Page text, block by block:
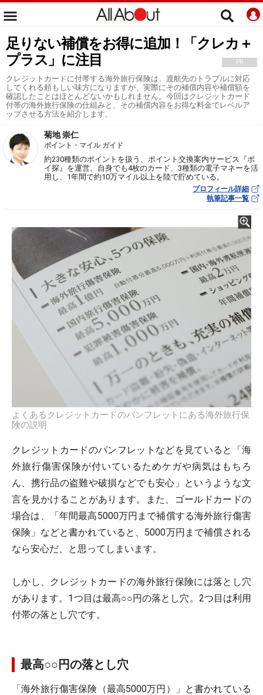
足りない補償をお得に追加！「クレカ＋
プラス」に注目
PR
クレジットカードに付帯する海外旅行保険は、渡航先のトラブルに対応
してくれる頼もしい味方になりますが、実際にその補償内容や補償額を
確認したことはほとんどないかもしれません。今回はクレジットカード
付帯の海外旅行保険の仕組みと、その補償内容をお得な料金でレベルア
ップさせる方法を紹介します。
菊地 崇仁
ポイント・マイル ガイド
約230種類のポイントを扱う、ポイント交換案内サービス『ポ
イ探』を運営。自身でも4枚のカード、3種類の電子マネーを活
用し、1年間で約10万マイル以上を陸で貯めている。
プロフィール詳細
執筆記事一覧
よくあるクレジットカードのパンフレットにある海外旅行保
険の説明
クレジットカードのパンフレットなどを見ていると「海
外旅行傷害保険が付いているためケガや病気はもちろ
ん、携行品の盗難や破損などでも安心」というような文
言を見かけることがあります。また、ゴールドカードの
場合は、「年間最高5000万円まで補償する海外旅行傷害
保険」などと書かれていると、5000万円まで補償される
なら安心だ、と思ってしまいます。
しかし、クレジットカードの海外旅行保険には落とし穴
があります。1つ目は最高○○円の落とし穴。2つ目は利用
付帯の落とし穴です。
最高○○円の落とし穴
「海外旅行傷害保険（最高5000万円）」と書かれている